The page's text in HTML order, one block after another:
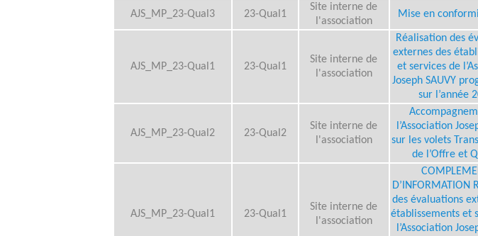
AJS_MP_23-Qual3 23-Qual1
Site interne de
l'association
Mise en
AJS_MP_23-Qual1 23-Qual1
Site interne de
l'association
Réalisation des
externes des
et services de
Joseph SAUVY
sur l’année
AJS_MP_23-Qual2 23-Qual2
Site interne de
l'association
l’Association
sur les volets
de l’Offre et
AJS_MP_23-Qual1 23-Qual1
Site interne de
l'association
D’INFORMATION
des évaluations
établissements et
l’Association